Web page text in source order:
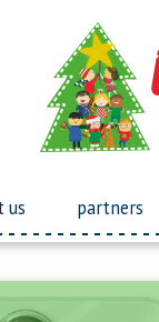
us partners